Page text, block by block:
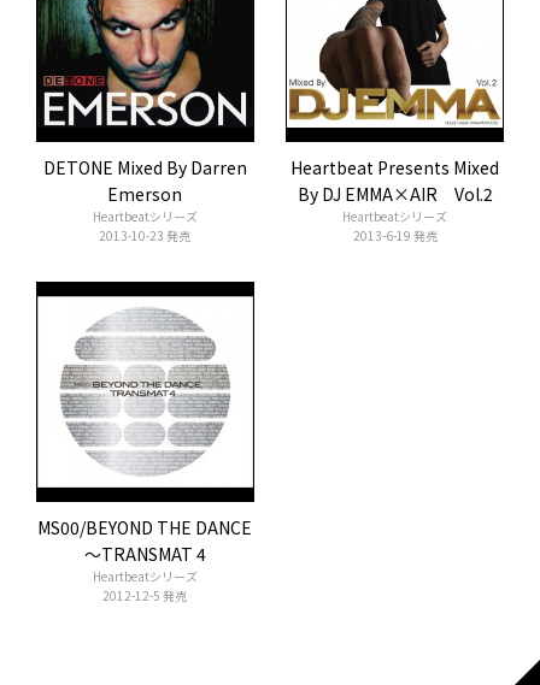
プライバシーポリシー
ENGLISH PAGE
DETONE Mixed By Darren
Emerson
Heartbeatシリーズ
2013-10-23 発売
Heartbeat Presents Mixed
By DJ EMMA×AIR Vol.2
Heartbeatシリーズ
2013-6-19 発売
MS00/BEYOND THE DANCE
～TRANSMAT 4
Heartbeatシリーズ
2012-12-5 発売